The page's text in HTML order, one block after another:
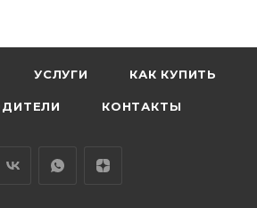
УСЛУГИ КАК КУПИТЬ
КОНТАКТЫ